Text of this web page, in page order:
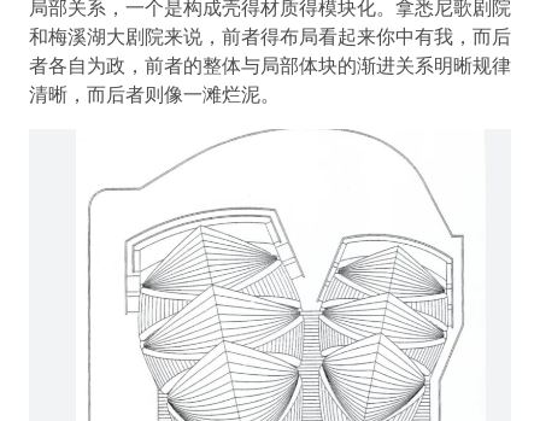
局部关系，一个是构成壳得材质得模块化。拿悉尼歌剧院
和梅溪湖大剧院来说，前者得布局看起来你中有我，而后
者各自为政，前者的整体与局部体块的渐进关系明晰规律
清晰，而后者则像一滩烂泥。